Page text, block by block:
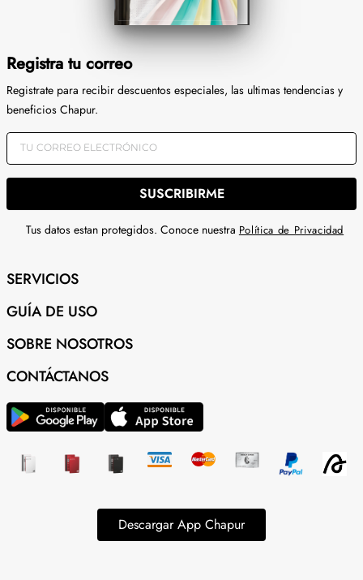
Registra tu correo
Registrate para recibir descuentos especiales, las ultimas tendencias y
beneficios Chapur.
SUSCRIBIRME
Tus datos estan protegidos. Conoce nuestra Política de Privacidad
SERVICIOS
GUÍA DE USO
SOBRE NOSOTROS
CONTÁCTANOS
Descargar App Chapur